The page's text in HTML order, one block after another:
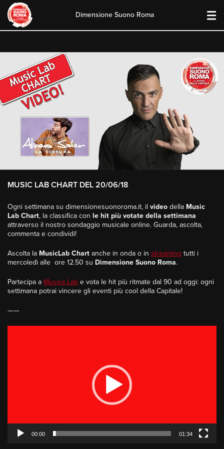
content
Dimensione Suono Roma
MUSIC LAB CHART DEL 20/06/18
Ogni settimana su dimensionesuonoroma.it, il video della Music
Lab Chart, la classifica con le hit più votate della settimana
attraverso il nostro sondaggio musicale online. Guarda, ascolta,
commenta e condividi!
Ascolta la MusicLab Chart anche in onda o in streaming tutti i
mercoledì alle ore 12.50 su Dimensione Suono Roma.
Partecipa a Musica Lab e vota le hit più ritmate dal 90 ad oggi: ogni
settimana potrai vincere gli eventi più cool della Capitale!
——
00:00 01:34